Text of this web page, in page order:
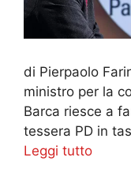
di Pierpaolo
ministro per la
Barca riesce a
tessera PD in
Leggi tutto